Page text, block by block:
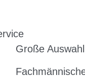
Große